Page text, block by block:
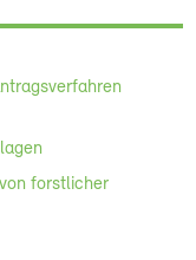
forstlicher